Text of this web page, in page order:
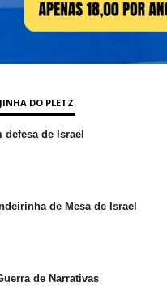
DO PLETZ
defesa de Israel
de Mesa de Israel
de Narrativas